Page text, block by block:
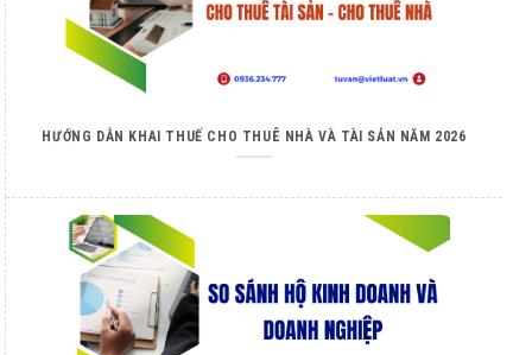
HƯỚNG DẪN KHAI THUẾ CHO THUÊ NHÀ VÀ TÀI SẢN NĂM 2026